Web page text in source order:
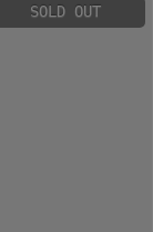
SOLD OUT